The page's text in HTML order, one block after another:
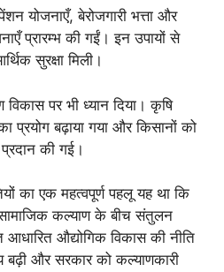
योजनाएँ, बेरोजगारी भत्ता और
प्रारम्भ की गईं। इन उपायों से
सुरक्षा मिली।
पर भी ध्यान दिया। कृषि
प्रयोग बढ़ाया गया और किसानों को
प्रदान की गई।
का एक महत्वपूर्ण पहलू यह था कि
कल्याण के बीच संतुलन
आधारित औद्योगिक विकास की नीति
बढ़ी और सरकार को कल्याणकारी